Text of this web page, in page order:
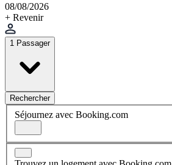
08/08/2026
+ Revenir
1 Passager
Rechercher
Séjournez avec Booking.com